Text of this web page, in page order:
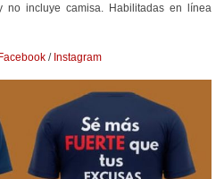
no incluye camisa. Habilitadas en línea
/ Instagram